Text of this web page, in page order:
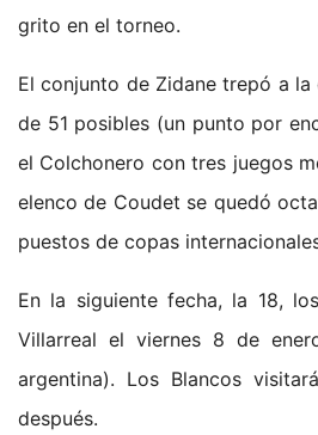
grito en el torneo.
El conjunto de Zidane trepó a
de 51 posibles (un punto por
el Colchonero con tres juegos
elenco de Coudet se quedó
puestos de copas
En la siguiente fecha, la 18,
Villarreal el viernes 8 de
argentina). Los Blancos
después.